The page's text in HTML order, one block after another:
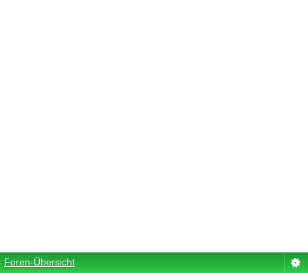
Foren-Übersicht